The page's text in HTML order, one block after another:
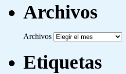
Archivos
Archivos
Etiquetas